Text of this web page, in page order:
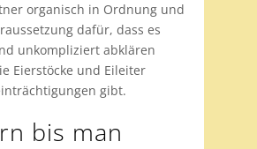
organisch in Ordnung und
dafür, dass es
unkompliziert abklären
Eierstöcke und Eileiter
gibt.
bis man